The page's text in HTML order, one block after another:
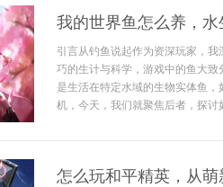
我的世界鱼怎么养，
引言从钓鱼说起作为资深玩家，
巧的生计与科学，游戏中的鱼大
是生活在特定水域的生物实体鱼
机，今天，我们就聚焦后者，探
怎么玩和平精英，从